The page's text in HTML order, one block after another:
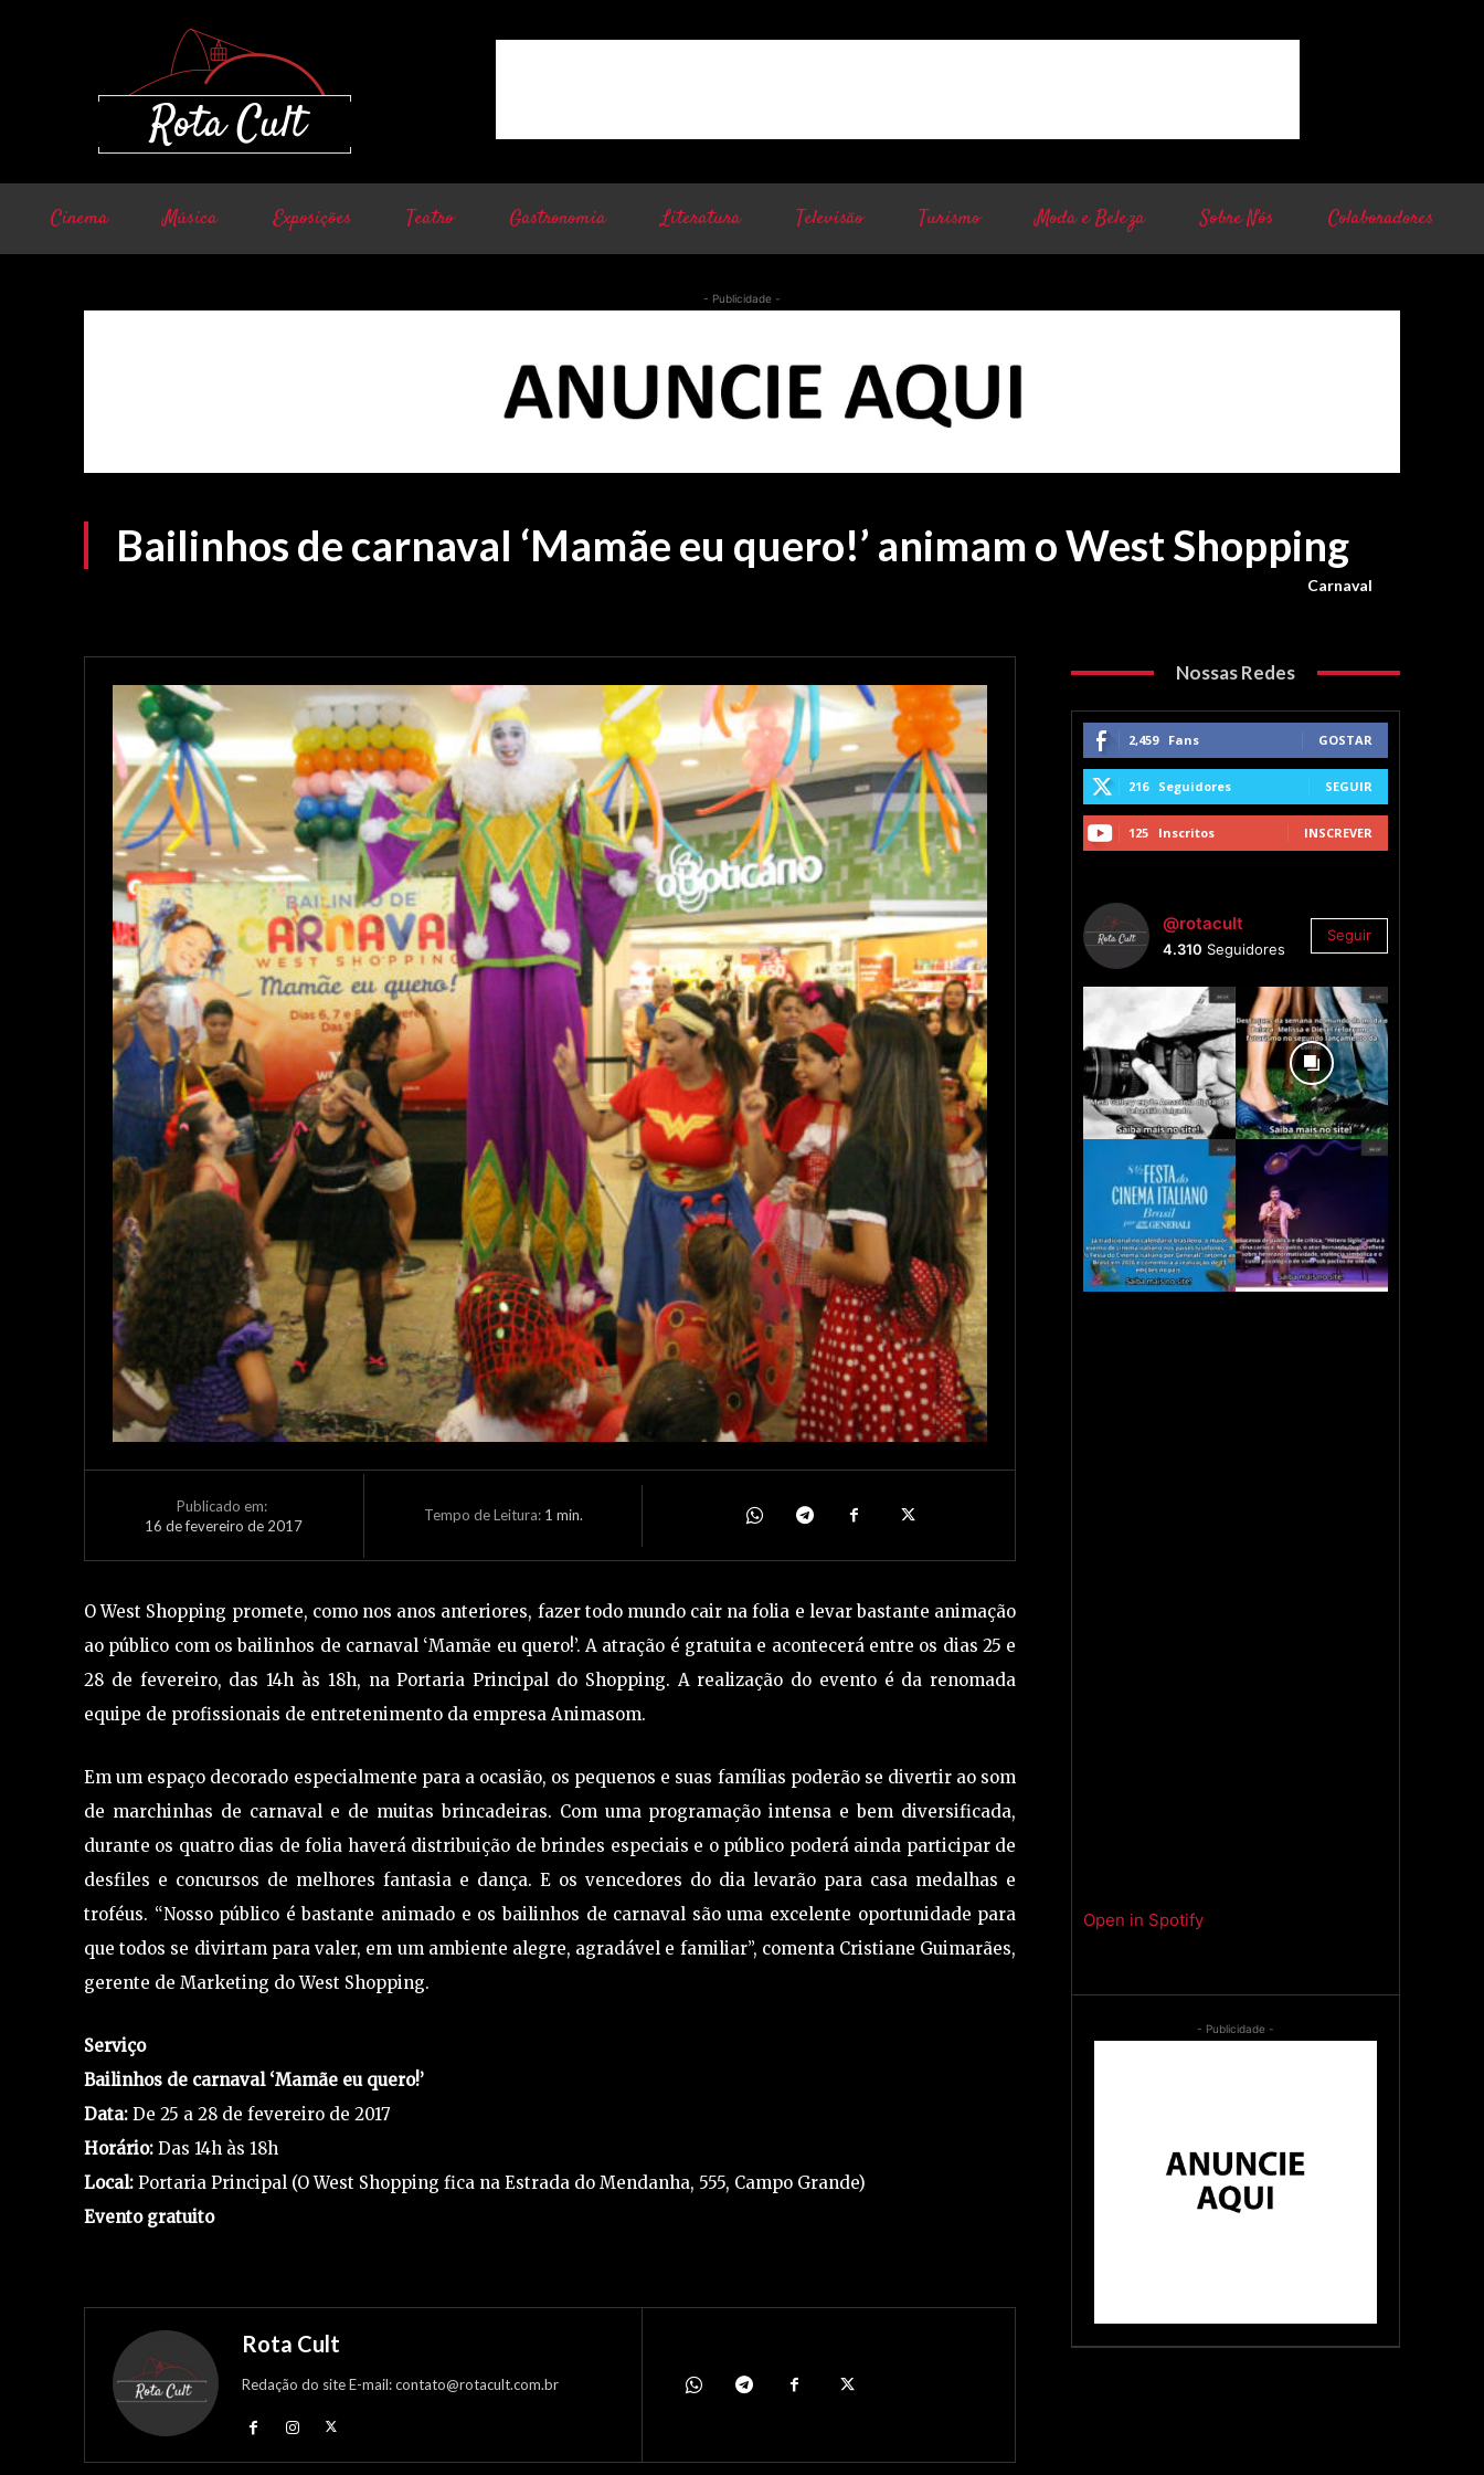
Cinema Música Exposições Teatro Gastronomia Literatura Televisão Turismo Moda e Beleza Sobre Nós Colaboradores
- Publicidade -
Bailinhos de carnaval ‘Mamãe eu quero!’ animam o West Shopping
Carnaval
Publicado em:
16 de fevereiro de 2017
Tempo de Leitura: 1 min.
O West Shopping promete, como nos anos anteriores, fazer todo mundo cair na folia e levar bastante animação
ao público com os bailinhos de carnaval ‘Mamãe eu quero!’. A atração é gratuita e acontecerá entre os dias 25 e
28 de fevereiro, das 14h às 18h, na Portaria Principal do Shopping. A realização do evento é da renomada
equipe de profissionais de entretenimento da empresa Animasom.
Em um espaço decorado especialmente para a ocasião, os pequenos e suas famílias poderão se divertir ao som
de marchinhas de carnaval e de muitas brincadeiras. Com uma programação intensa e bem diversificada,
durante os quatro dias de folia haverá distribuição de brindes especiais e o público poderá ainda participar de
desfiles e concursos de melhores fantasia e dança. E os vencedores do dia levarão para casa medalhas e
troféus. “Nosso público é bastante animado e os bailinhos de carnaval são uma excelente oportunidade para
que todos se divirtam para valer, em um ambiente alegre, agradável e familiar”, comenta Cristiane Guimarães,
gerente de Marketing do West Shopping.
Serviço
Bailinhos de carnaval ‘Mamãe eu quero!’
Data: De 25 a 28 de fevereiro de 2017
Horário: Das 14h às 18h
Local: Portaria Principal (O West Shopping fica na Estrada do Mendanha, 555, Campo Grande)
Evento gratuito
Rota Cult
Redação do site E-mail: contato@rotacult.com.br
Nossas Redes
2,459 Fans GOSTAR
216 Seguidores SEGUIR
125 Inscritos INSCREVER
@rotacult
4.310 Seguidores
Seguir
Open in Spotify
- Publicidade -